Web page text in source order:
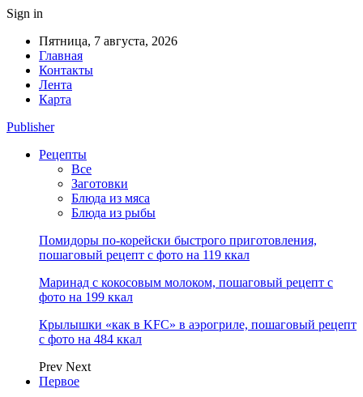
Sign in
Пятница, 7 августа, 2026
Главная
Контакты
Лента
Карта
Publisher
Рецепты
Все
Заготовки
Блюда из мяса
Блюда из рыбы
Помидоры по-корейски быстрого приготовления,
пошаговый рецепт с фото на 119 ккал
Маринад с кокосовым молоком, пошаговый рецепт с
фото на 199 ккал
Крылышки «как в KFC» в аэрогриле, пошаговый рецепт
с фото на 484 ккал
Prev Next
Первое